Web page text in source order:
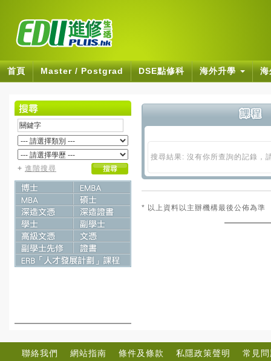
首頁 Master / Postgrad DSE點修科 海外升學
+ 進階搜尋
搜尋結果: 沒有你所查詢的記錄，
* 以上資料以主辦機構最後公佈為準
聯絡我們 網站指南 條件及條款 私隱政策聲明 常見